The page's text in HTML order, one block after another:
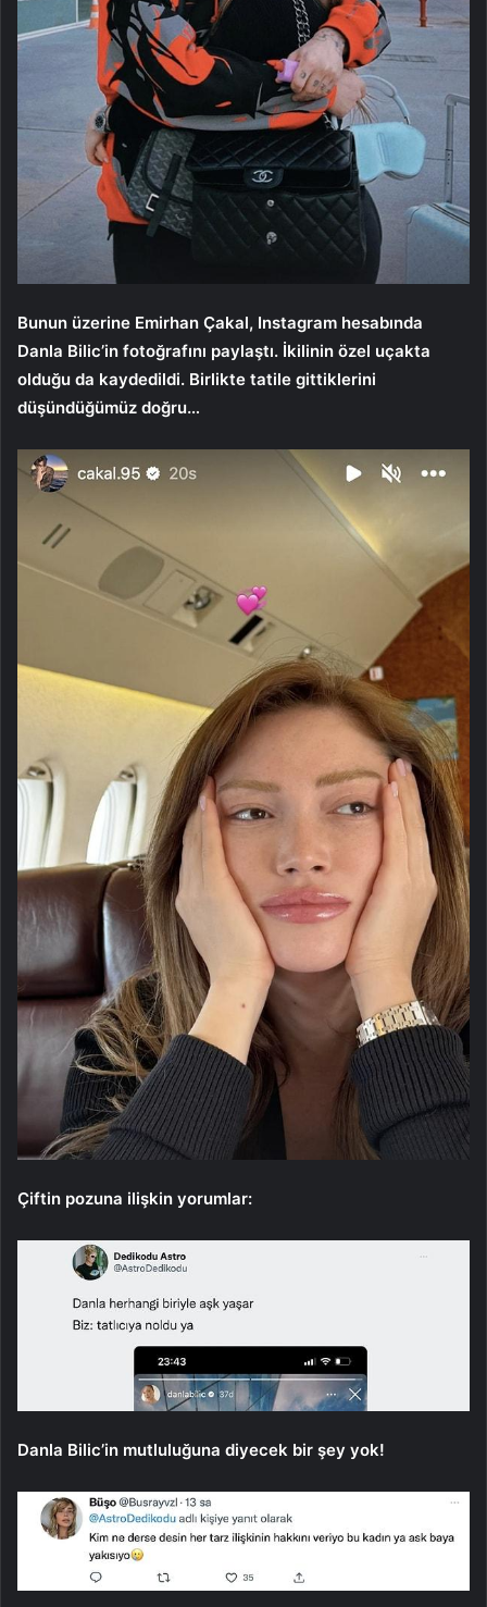
Bunun üzerine Emirhan Çakal, Instagram hesabında
Danla Bilic’in fotoğrafını paylaştı. İkilinin özel uçakta
olduğu da kaydedildi. Birlikte tatile gittiklerini
düşündüğümüz doğru…
Çiftin pozuna ilişkin yorumlar:
Danla Bilic’in mutluluğuna diyecek bir şey yok!